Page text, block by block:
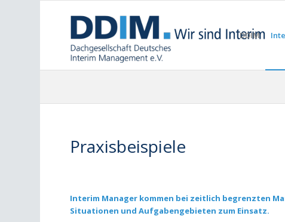
DDIM
Praxisbeispiele
Interim Manager kommen bei zeitlich begrenzten
Situationen und Aufgabengebieten zum Einsatz.